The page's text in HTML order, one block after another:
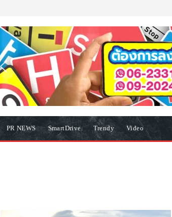
PR NEWS SmartDrive Trendy Video